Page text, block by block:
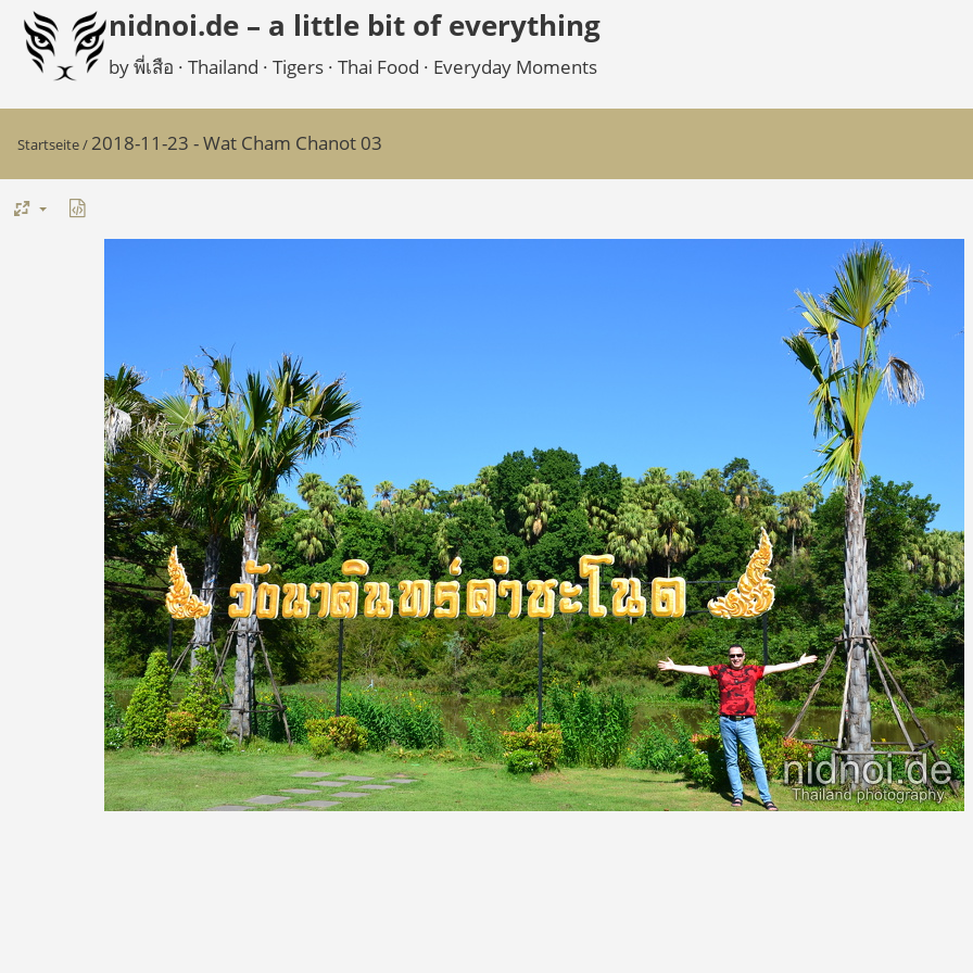
nidnoi.de – a little bit of everything
by พี่เสือ · Thailand · Tigers · Thai Food · Everyday Moments
Startseite/2018-11-23 - Wat Cham Chanot 03